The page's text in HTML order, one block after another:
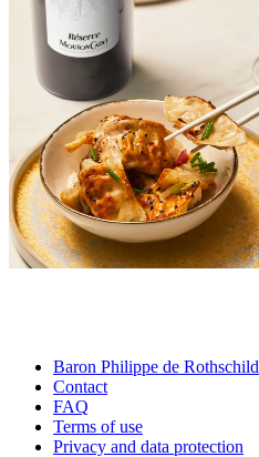
Baron Philippe de Rothschild
Contact
FAQ
Terms of use
Privacy and data protection